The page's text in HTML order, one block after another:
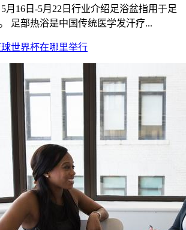
月16日-5月22日行业介绍足浴盆指用于足
足部热浴是中国传统医学发汗疗...
世界杯在哪里举行